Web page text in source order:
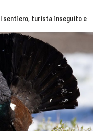
sentiero, turista inseguito e